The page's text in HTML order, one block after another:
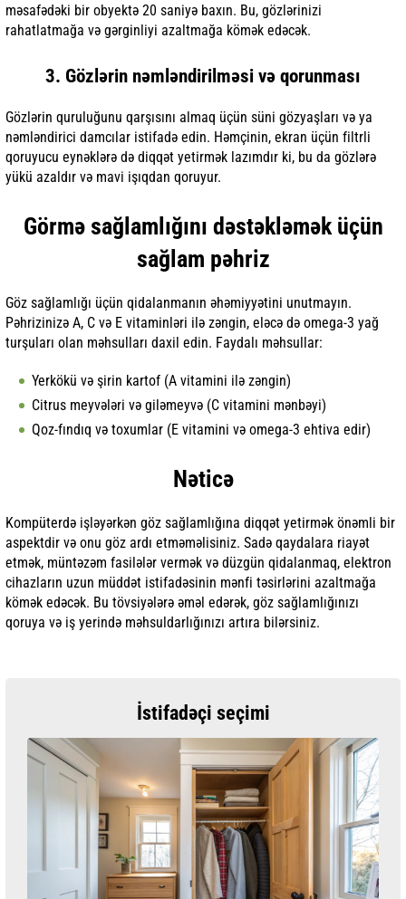
məsafədəki bir obyektə 20 saniyə baxın. Bu, gözlərinizi
rahatlatmağa və gərginliyi azaltmağa kömək edəcək.
3. Gözlərin nəmləndirilməsi və qorunması
Gözlərin quruluğunu qarşısını almaq üçün süni gözyaşları və ya
nəmləndirici damcılar istifadə edin. Həmçinin, ekran üçün filtrli
qoruyucu eynəklərə də diqqət yetirmək lazımdır ki, bu da gözlərə
yükü azaldır və mavi işıqdan qoruyur.
Görmə sağlamlığını dəstəkləmək üçün
sağlam pəhriz
Göz sağlamlığı üçün qidalanmanın əhəmiyyətini unutmayın.
Pəhrizinizə A, C və E vitaminləri ilə zəngin, eləcə də omega-3 yağ
turşuları olan məhsulları daxil edin. Faydalı məhsullar:
Yerkökü və şirin kartof (A vitamini ilə zəngin)
Citrus meyvələri və giləmeyvə (C vitamini mənbəyi)
Qoz-fındıq və toxumlar (E vitamini və omega-3 ehtiva edir)
Nəticə
Kompüterdə işləyərkən göz sağlamlığına diqqət yetirmək önəmli bir
aspektdir və onu göz ardı etməməlisiniz. Sadə qaydalara riayət
etmək, müntəzəm fasilələr vermək və düzgün qidalanmaq, elektron
cihazların uzun müddət istifadəsinin mənfi təsirlərini azaltmağa
kömək edəcək. Bu tövsiyələrə əməl edərək, göz sağlamlığınızı
qoruya və iş yerində məhsuldarlığınızı artıra bilərsiniz.
İstifadəçi seçimi